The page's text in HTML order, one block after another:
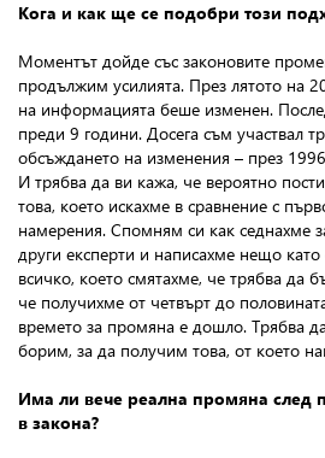
Кога и как ще се подобри този
Моментът дойде със законовите
продължим усилията. През лятото на
на информацията беше изменен.
преди 9 години. Досега съм участвал
обсъждането на изменения – през
И трябва да ви кажа, че вероятно
това, което искахме в сравнение с
намерения. Спомням си как седнахме
други експерти и написахме нещо
всичко, което смятахме, че трябва да
че получихме от четвърт до
времето за промяна е дошло. Трябва
борим, за да получим това, от което
Има ли вече реална промяна след
в закона?